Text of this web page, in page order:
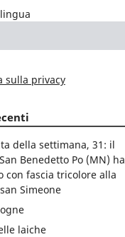
sulla privacy
della settimana, 31: il
Benedetto Po (MN) ha
con fascia tricolore alla
Simeone
laiche